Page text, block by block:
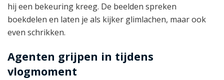
hij een bekeuring kreeg. De beelden spreken
boekdelen en laten je als kijker glimlachen, maar ook
even schrikken.
Agenten grijpen in tijdens
vlogmoment